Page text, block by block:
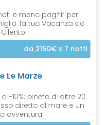
e meno paghi” per
la tua Vacanza ad
da 2150€ x 7 notti
Le Marze
-10%: pineta di oltre 20
diretto al mare e un
avventura!